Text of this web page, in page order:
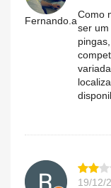
Fernando.a
Como
ser um
19/12/